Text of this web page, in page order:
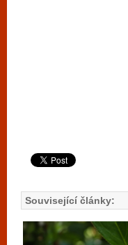
Související články: